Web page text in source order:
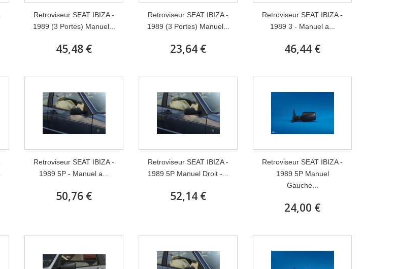
Retroviseur SEAT IBIZA -
1989 (3 Portes) Manuel...
45,48 €
Retroviseur SEAT IBIZA -
1989 (3 Portes) Manuel...
23,64 €
Retroviseur SEAT IBIZA -
1989 3 - Manuel a...
46,44 €
Retroviseur SEAT IBIZA -
1989 5P - Manuel a...
50,76 €
Retroviseur SEAT IBIZA -
1989 5P Manuel Droit -...
52,14 €
Retroviseur SEAT IBIZA -
1989 5P Manuel
Gauche...
24,00 €